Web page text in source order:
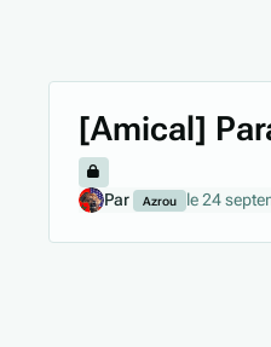
[Amical]
Par Azrou le 24